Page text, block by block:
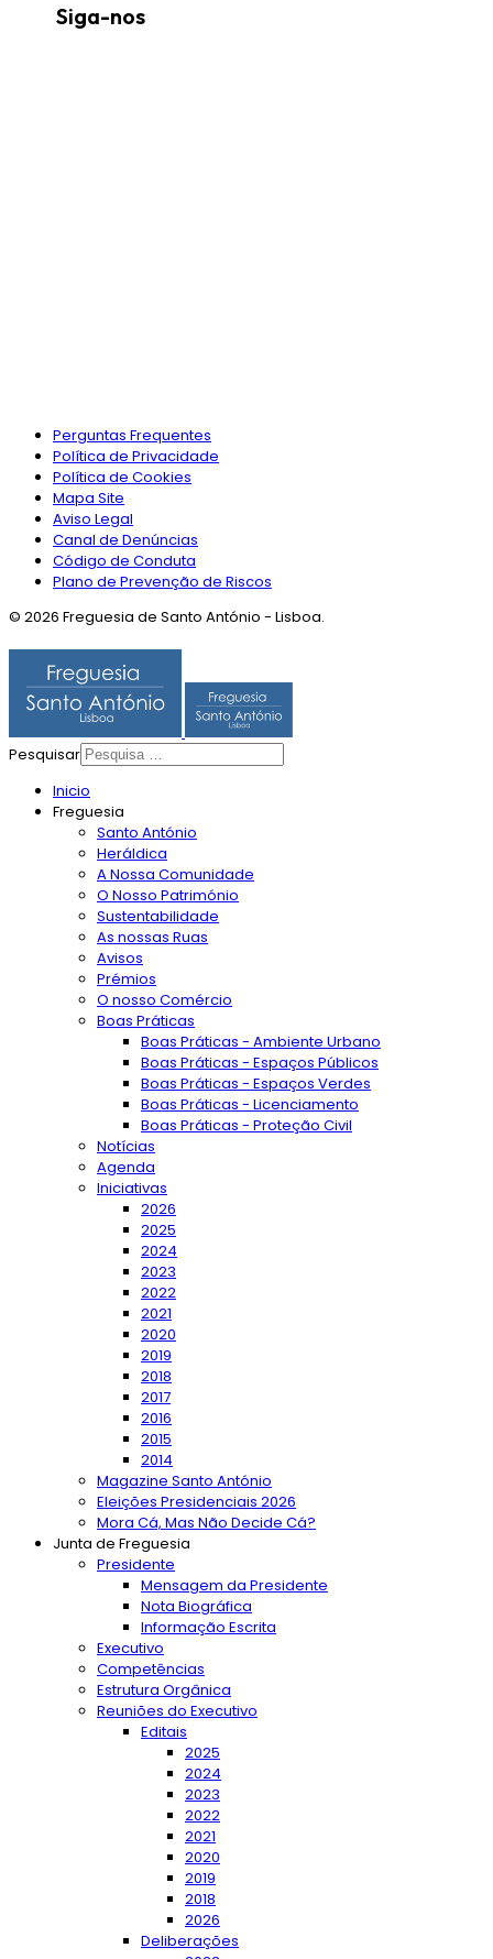
Siga-nos
Perguntas Frequentes
Política de Privacidade
Política de Cookies
Mapa Site
Aviso Legal
Canal de Denúncias
Código de Conduta
Plano de Prevenção de Riscos
© 2026 Freguesia de Santo António - Lisboa.
Pesquisar
Inicio
Freguesia
Santo António
Heráldica
A Nossa Comunidade
O Nosso Património
Sustentabilidade
As nossas Ruas
Avisos
Prémios
O nosso Comércio
Boas Práticas
Boas Práticas - Ambiente Urbano
Boas Práticas - Espaços Públicos
Boas Práticas - Espaços Verdes
Boas Práticas - Licenciamento
Boas Práticas - Proteção Civil
Notícias
Agenda
Iniciativas
2026
2025
2024
2023
2022
2021
2020
2019
2018
2017
2016
2015
2014
Magazine Santo António
Eleições Presidenciais 2026
Mora Cá, Mas Não Decide Cá?
Junta de Freguesia
Presidente
Mensagem da Presidente
Nota Biográfica
Informação Escrita
Executivo
Competências
Estrutura Orgânica
Reuniões do Executivo
Editais
2025
2024
2023
2022
2021
2020
2019
2018
2026
Deliberações